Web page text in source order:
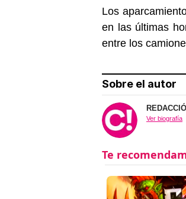
Los
en las últimas
entre los
Sobre el autor
REDACCIÓ
Ver biografía